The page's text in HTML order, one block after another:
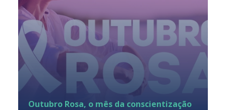
Outubro Rosa, o mês da conscientização